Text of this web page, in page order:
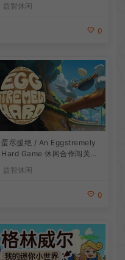
益智休闲
0
蛋尽援绝 / An Eggstremely
Hard Game 休闲合作闯关游
益智休闲
0